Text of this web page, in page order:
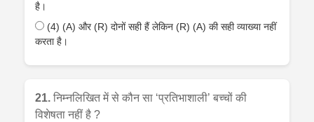
है।
(4) (A) और (R) दोनों सही हैं लेकिन (R) (A) की सही व्याख्या नहीं
करता है।
21. निम्नलिखित में से कौन सा ‘प्रतिभाशाली’ बच्चों की
विशेषता नहीं है ?